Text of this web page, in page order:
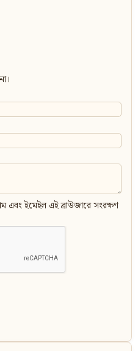
এবং ইমেইল এই ব্রাউজারে সংরক্ষণ